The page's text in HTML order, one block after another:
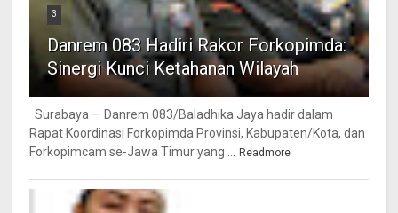
3
Danrem 083 Hadiri Rakor Forkopimda:
Sinergi Kunci Ketahanan Wilayah
Surabaya — Danrem 083/Baladhika Jaya hadir dalam
Rapat Koordinasi Forkopimda Provinsi, Kabupaten/Kota, dan
Forkopimcam se-Jawa Timur yang ... Readmore